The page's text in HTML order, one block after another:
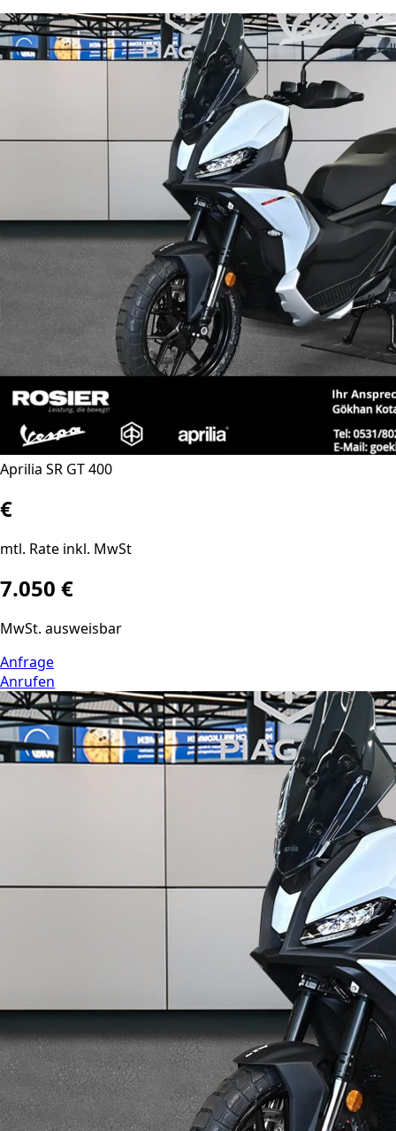
Aprilia SR GT 400
€
mtl. Rate inkl. MwSt
7.050 €
MwSt. ausweisbar
Anfrage
Anrufen